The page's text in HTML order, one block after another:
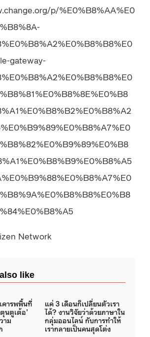
p/%E0%B8%AA%E0
gateway-
Network
like
คารพพื้นที่
นตูเต้อ’
าม
แค่ 3 เดือนก็เปลี่ยนตัวเรา
ได้? งานวิจัยว่าด้วยภาษาใน
กลุ่มออนไลน์ กับการทำให้
เรากลายเป็นคนสุดโต่ง